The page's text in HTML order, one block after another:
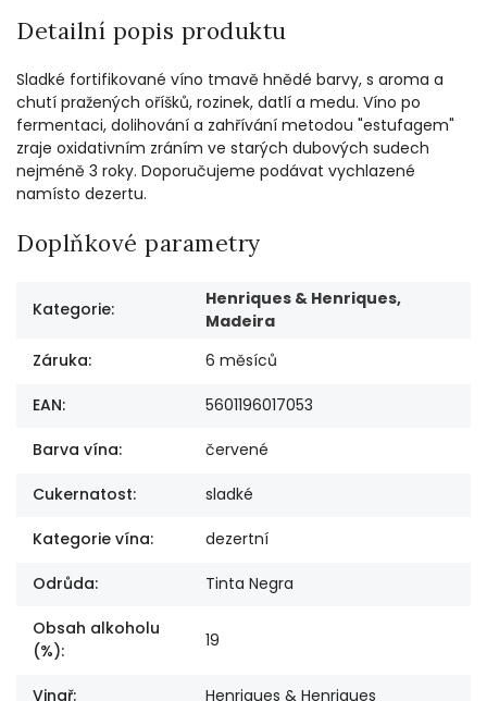
Detailní popis produktu
Sladké fortifikované víno tmavě hnědé barvy, s aroma a
chutí pražených oříšků, rozinek, datlí a medu. Víno po
fermentaci, dolihování a zahřívání metodou "estufagem"
zraje oxidativním zráním ve starých dubových sudech
nejméně 3 roky. Doporučujeme podávat vychlazené
namísto dezertu.
Doplňkové parametry
Kategorie:
Henriques & Henriques,
Madeira
Záruka: 6 měsíců
EAN: 5601196017053
Barva vína: červené
Cukernatost: sladké
Kategorie vína: dezertní
Odrůda: Tinta Negra
Obsah alkoholu
(%): 19
Vinař: Henriques & Henriques